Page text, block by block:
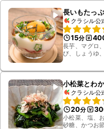
長いもたっ
クラシル公
15分
長芋、マグロ
び、しょうゆ
小松菜とわ
クラシル公
20分
小松菜、塩、
砂糖、かつお